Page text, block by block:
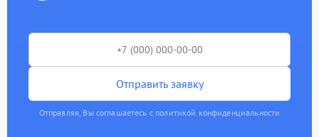
Отправить заявку
Отправляя, Вы соглашаетесь с политикой конфиденциальности